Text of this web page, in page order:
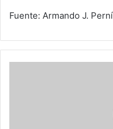
Fuente: Armando J.